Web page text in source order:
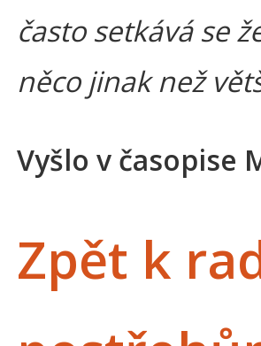
často setkává se
něco jinak než
Vyšlo v časopise
Zpět k